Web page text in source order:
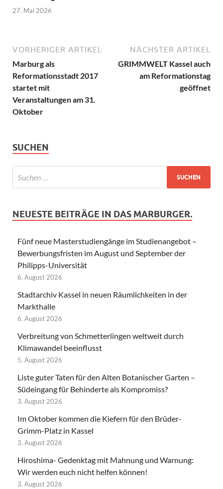
27. Mai 2026
VORHERIGER ARTIKEL
Marburg als
Reformationsstadt 2017
startet mit
Veranstaltungen am 31.
Oktober
NÄCHSTER ARTIKEL
GRIMMWELT Kassel auch
am Reformationstag
geöffnet
SUCHEN
NEUESTE BEITRÄGE IN DAS MARBURGER.
Fünf neue Masterstudiengänge im Studienangebot –
Bewerbungsfristen im August und September der
Philipps-Universität
6. August 2026
Stadtarchiv Kassel in neuen Räumlichkeiten in der
Markthalle
6. August 2026
Verbreitung von Schmetterlingen weltweit durch
Klimawandel beeinflusst
5. August 2026
Liste guter Taten für den Alten Botanischer Garten –
Südeingang für Behinderte als Kompromiss?
3. August 2026
Im Oktober kommen die Kiefern für den Brüder-
Grimm-Platz in Kassel
3. August 2026
Hiroshima- Gedenktag mit Mahnung und Warnung:
Wir werden euch nicht helfen können!
3. August 2026